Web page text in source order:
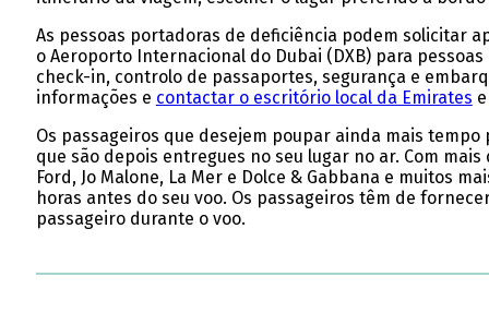
As pessoas portadoras de deficiência podem solicitar
o Aeroporto Internacional do Dubai (DXB) para
check-in, controlo de passaportes, segurança e
informações e contactar o escritório local da Emirates
Os passageiros que desejem poupar ainda mais
que são depois entregues no seu lugar no ar. Com
Ford, Jo Malone, La Mer e Dolce & Gabbana e muitos
horas antes do seu voo. Os passageiros têm de
passageiro durante o voo.